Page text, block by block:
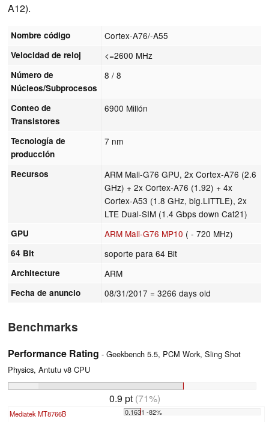
A12).
Nombre código Cortex-A76/-A55
Velocidad de reloj <=2600 MHz
Número de
Núcleos/Subprocesos
8 / 8
Conteo de
Transistores
6900 Millón
Tecnología de
producción
7 nm
Recursos
ARM Mali-G76 GPU, 2x Cortex-A76 (2.6
GHz) + 2x Cortex-A76 (1.92) + 4x
Cortex-A53 (1.8 GHz, big.LITTLE), 2x
LTE Dual-SIM (1.4 Gbps down Cat21)
GPU ARM Mali-G76 MP10 ( - 720 MHz)
64 Bit soporte para 64 Bit
Architecture ARM
Fecha de anuncio 08/31/2017 = 3266 days old
Benchmarks
Performance Rating - Geekbench 5.5, PCM Work, Sling Shot
Physics, Antutu v8 CPU
0.9 pt(71%)
Mediatek MT8766B 0.1631 -82%